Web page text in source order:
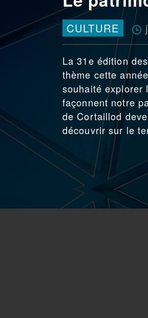
CULTURE
La 31e édition
thème cette
souhaité explorer
façonnent notre
de Cortaillod
découvrir sur le